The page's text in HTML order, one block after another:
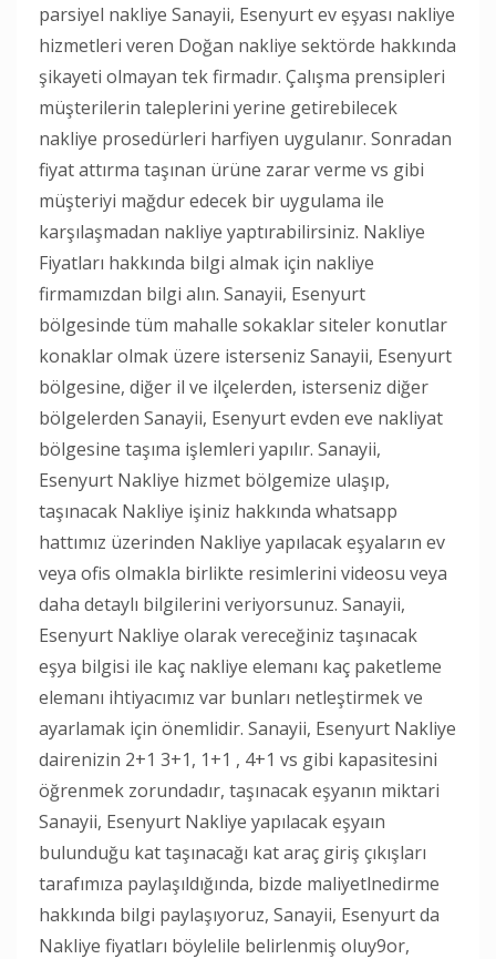
parsiyel nakliye Sanayii, Esenyurt ev eşyası nakliye
hizmetleri veren Doğan nakliye sektörde hakkında
şikayeti olmayan tek firmadır. Çalışma prensipleri
müşterilerin taleplerini yerine getirebilecek
nakliye prosedürleri harfiyen uygulanır. Sonradan
fiyat attırma taşınan ürüne zarar verme vs gibi
müşteriyi mağdur edecek bir uygulama ile
karşılaşmadan nakliye yaptırabilirsiniz. Nakliye
Fiyatları hakkında bilgi almak için nakliye
firmamızdan bilgi alın. Sanayii, Esenyurt
bölgesinde tüm mahalle sokaklar siteler konutlar
konaklar olmak üzere isterseniz Sanayii, Esenyurt
bölgesine, diğer il ve ilçelerden, isterseniz diğer
bölgelerden Sanayii, Esenyurt evden eve nakliyat
bölgesine taşıma işlemleri yapılır. Sanayii,
Esenyurt Nakliye hizmet bölgemize ulaşıp,
taşınacak Nakliye işiniz hakkında whatsapp
hattımız üzerinden Nakliye yapılacak eşyaların ev
veya ofis olmakla birlikte resimlerini videosu veya
daha detaylı bilgilerini veriyorsunuz. Sanayii,
Esenyurt Nakliye olarak vereceğiniz taşınacak
eşya bilgisi ile kaç nakliye elemanı kaç paketleme
elemanı ihtiyacımız var bunları netleştirmek ve
ayarlamak için önemlidir. Sanayii, Esenyurt Nakliye
dairenizin 2+1 3+1, 1+1 , 4+1 vs gibi kapasitesini
öğrenmek zorundadır, taşınacak eşyanın miktari
Sanayii, Esenyurt Nakliye yapılacak eşyaın
bulunduğu kat taşınacağı kat araç giriş çıkışları
tarafımıza paylaşıldığında, bizde maliyetlnedirme
hakkında bilgi paylaşıyoruz, Sanayii, Esenyurt da
Nakliye fiyatları böylelile belirlenmiş oluy9or,